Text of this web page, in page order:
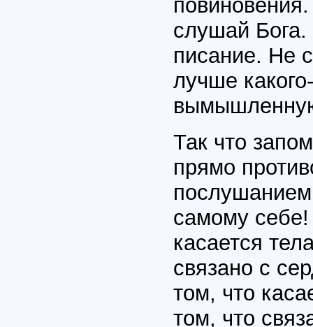
слушай
писание. Не
лучше
Так что
прямо
самому
касается
связано с
том, что
том, что